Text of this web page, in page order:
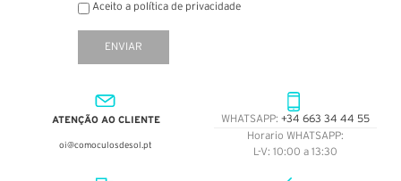
Aceito a política de privacidade
ENVIAR
ATENÇÃO AO CLIENTE
oi@comoculosdesol.pt
WHATSAPP: +34 663 34 44 55
Horario WHATSAPP:
L-V: 10:00 a 13:30